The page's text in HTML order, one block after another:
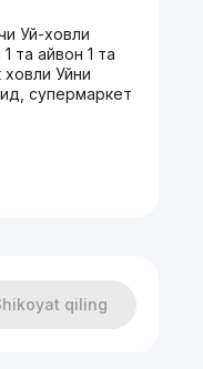
Уй-ховли
та айвон 1 та
Уйни
супермаркет
qiling